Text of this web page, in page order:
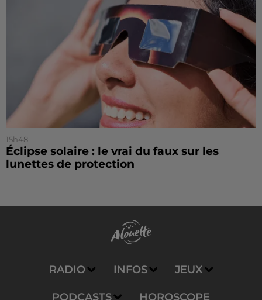
15h48
Éclipse solaire : le vrai du faux sur les
lunettes de protection
RADIO INFOS JEUX
PODCASTS HOROSCOPE